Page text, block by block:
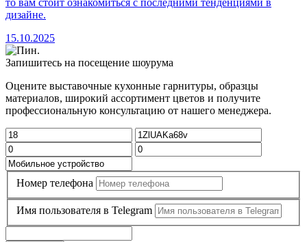
то вам стоит ознакомиться с последними тенденциями в
дизайне.
15.10.2025
Запишитесь на посещение шоурума
Оцените выставочные кухонные гарнитуры, образцы
материалов, широкий ассортимент цветов и получите
профессиональную консультацию от нашего менеджера.
Номер телефона
Имя пользователя в Telegram